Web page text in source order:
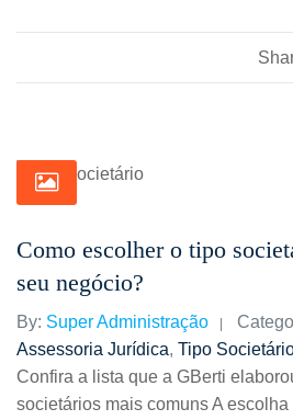
Como escolher o tipo
seu negócio?
By: Super Administração
Assessoria Jurídica, Tipo
Confira a lista que a GBerti
societários mais comuns A